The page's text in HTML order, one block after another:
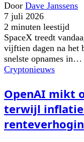
Door Dave Janssens
7 juli 2026
2 minuten leestijd
SpaceX treedt
vijftien dagen na het
snelste opnames in…
Cryptonieuws
OpenAI mikt
terwijl